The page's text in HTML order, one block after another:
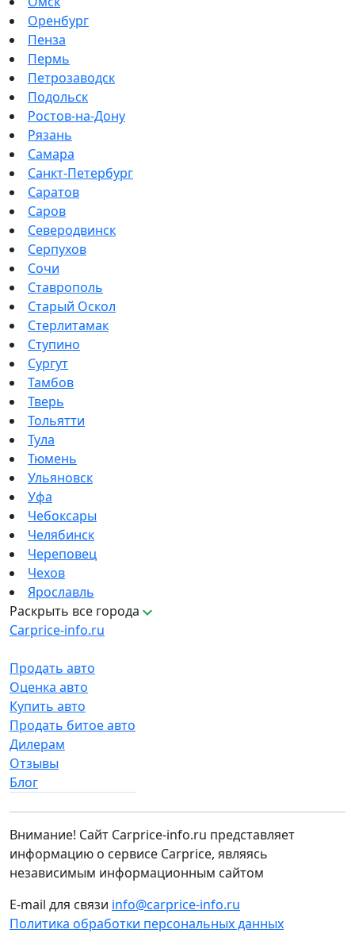
Оренбург
Пенза
Пермь
Петрозаводск
Подольск
Ростов-на-Дону
Рязань
Самара
Санкт-Петербург
Саратов
Саров
Северодвинск
Серпухов
Сочи
Ставрополь
Старый Оскол
Стерлитамак
Ступино
Сургут
Тамбов
Тверь
Тольятти
Тула
Тюмень
Ульяновск
Уфа
Чебоксары
Челябинск
Череповец
Чехов
Ярославль
Раскрыть все города
Carprice-info.ru
Продать авто
Оценка авто
Купить авто
Продать битое авто
Дилерам
Отзывы
Блог
Внимание! Сайт Carprice-info.ru представляет
информацию о сервисе Carprice, являясь
независимым информационным сайтом
E-mail для связи info@carprice-info.ru
Политика обработки персональных данных